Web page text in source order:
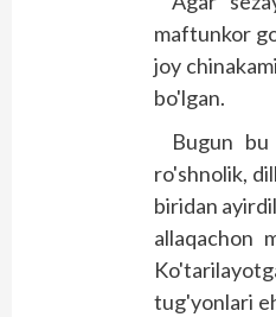
maftunkor
joy
bo'lgan.
Bugun
ro'shnolik,
biridan
allaqachon
tug'yonlari